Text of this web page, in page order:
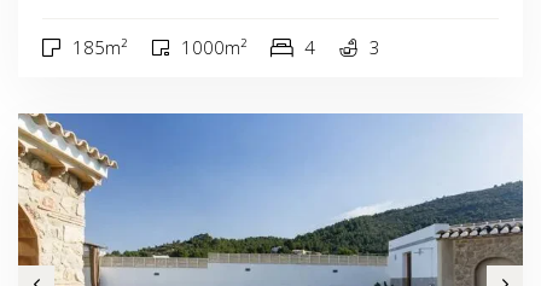
185m² 1000m² 4 3